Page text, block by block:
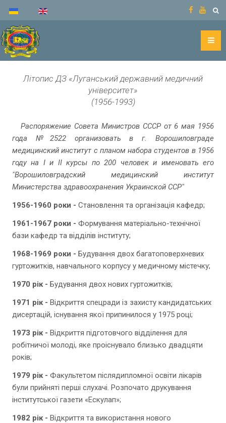
Літопис ДЗ «Луганський державний медичний
університет»
(1956-1993)
Распоряжение Совета Министров СССР от 6 мая 1956
года №2522 организовать в г. Ворошиловграде
медицинский институт с планом набора студентов в 1956
году на I и II курсы по 200 человек и именовать его
"Ворошиловградский медицинский институт
Министерства здравоохранения Украинской ССР"
1956-1960 роки - Становлення та організація кафедр;
1961-1967 роки - Формування матеріально-технічної
бази кафедр та відділів інституту;
1968-1969 роки - Будування двох багатоповерхневих
гуртожитків, навчального корпусу у медичному містечку;
1970 рік - Будування двох нових гуртожитків;
1971 рік - Відкриття спецради із захисту кандидатських
дисертацій, існування якої припинилося у 1975 році;
1973 рік - Відкриття підготовчого відділення для
робітничої молоді, яке проіснувало близько двадцяти
років;
1979 рік - Факультетом післядипломної освіти лікарів
були прийняті перші слухачі. Розпочато друкування
інститутської газети «Ескулап»;
1982 рік - Відкриття та використання нового